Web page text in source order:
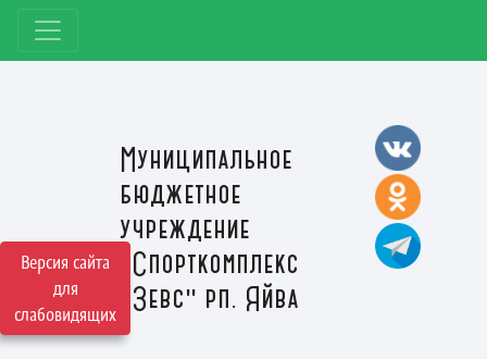
Версия сайта
для
слабовидящих
Муниципальное
бюджетное
учреждение
"Спорткомплекс
"Зевс" рп. Яйва